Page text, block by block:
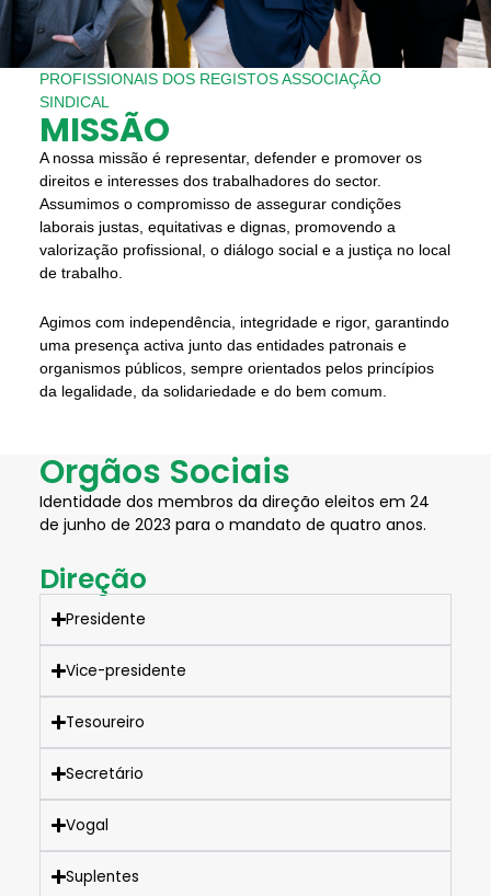
PROFISSIONAIS DOS REGISTOS ASSOCIAÇÃO
SINDICAL
MISSÃO
A nossa missão é representar, defender e promover os
direitos e interesses dos trabalhadores do sector.
Assumimos o compromisso de assegurar condições
laborais justas, equitativas e dignas, promovendo a
valorização profissional, o diálogo social e a justiça no local
de trabalho.
Agimos com independência, integridade e rigor, garantindo
uma presença activa junto das entidades patronais e
organismos públicos, sempre orientados pelos princípios
da legalidade, da solidariedade e do bem comum.
Orgãos Sociais
Identidade dos membros da direção eleitos em 24
de junho de 2023 para o mandato de quatro anos.
Direção
Presidente
Vice-presidente
Tesoureiro
Secretário
Vogal
Suplentes